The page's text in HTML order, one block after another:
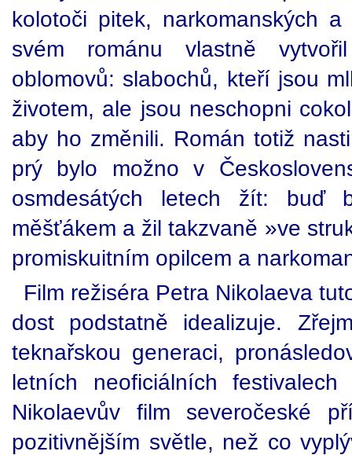
kolotoči pitek, narkomanských
svém románu vlastně
oblomovů: slabochů, kteří jsou
životem, ale jsou neschopni
aby ho změnili. Román totiž
prý bylo možno v
osmdesátých letech žít: buď
měšťákem a žil takzvaně »ve
promiskuitním opilcem a
Film režiséra Petra Nikolaeva
dost podstatně idealizuje.
teknařskou generaci,
letních neoficiálních
Nikolaevův film severočeské
pozitivnějším světle, než co